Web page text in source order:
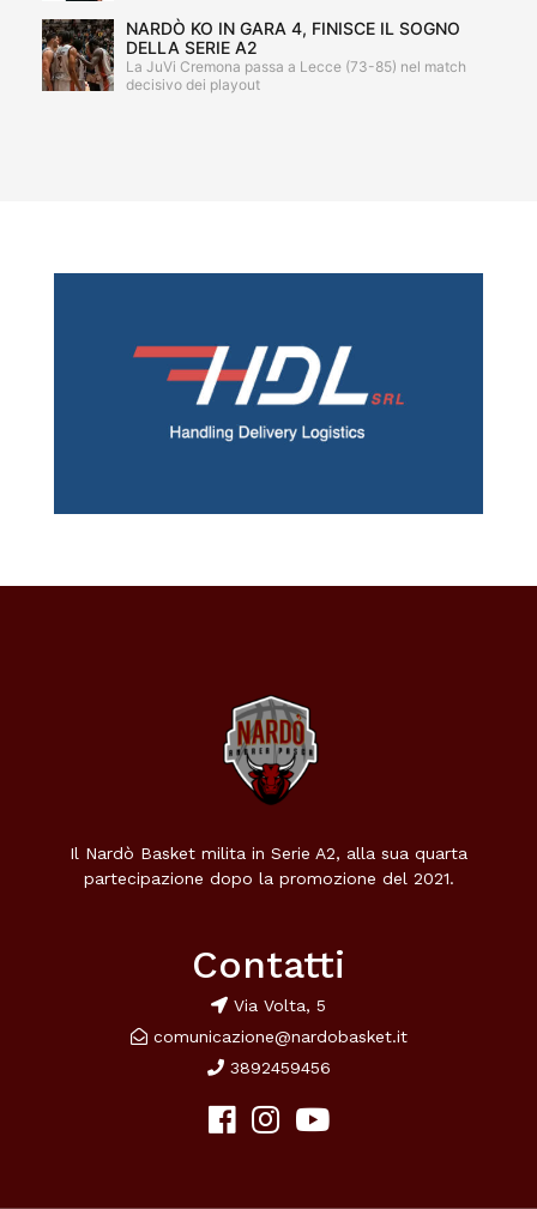
NARDÒ KO IN GARA 4, FINISCE IL SOGNO
DELLA SERIE A2
La JuVi Cremona passa a Lecce (73-85) nel match
decisivo dei playout
Il Nardò Basket milita in Serie A2, alla sua quarta
partecipazione dopo la promozione del 2021.
Contatti
Via Volta, 5
comunicazione@nardobasket.it
3892459456